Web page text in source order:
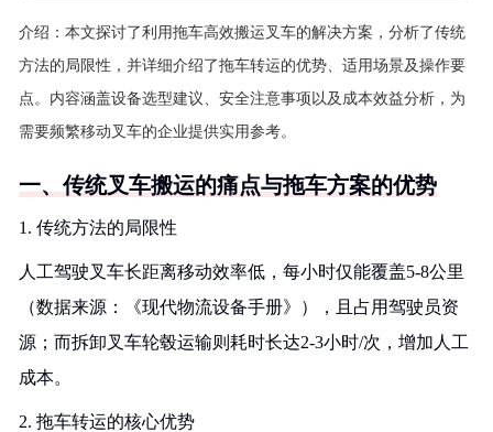
介绍： 本文探讨了利用拖车高效搬运叉车的解决方案，分析了传统
方法的局限性，并详细介绍了拖车转运的优势、适用场景及操作要
点。内容涵盖设备选型建议、安全注意事项以及成本效益分析，为
需要频繁移动叉车的企业提供实用参考。
一、传统叉车搬运的痛点与拖车方案的优势
1. 传统方法的局限性
人工驾驶叉车长距离移动效率低，每小时仅能覆盖5-8公里
（数据来源：《现代物流设备手册》），且占用驾驶员资
源；而拆卸叉车轮毂运输则耗时长达2-3小时/次，增加人工
成本。
2. 拖车转运的核心优势